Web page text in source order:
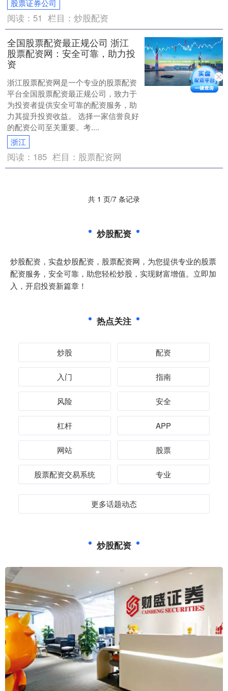
股票证券公司
阅读： 51 栏目：炒股配资
全国股票配资最正规公司 浙江
股票配资网：安全可靠，助力投
资
浙江股票配资网是一个专业的股票配资
平台全国股票配资最正规公司，致力于
为投资者提供安全可靠的配资服务，助
力其提升投资收益。 选择一家信誉良好
的配资公司至关重要。考....
浙江
阅读： 185 栏目： 股票配资网
共 1 页/7 条记录
炒股配资
炒股配资，实盘炒股配资，股票配资网，为您提供专业的股票
配资服务，安全可靠，助您轻松炒股，实现财富增值。立即加
入，开启投资新篇章！
热点关注
炒股 配资
入门 指南
风险 安全
杠杆 APP
网站 股票
股票配资交易系统 专业
更多话题动态
炒股配资